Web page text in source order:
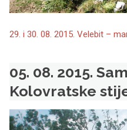
29. i 30. 08. 2015. Velebit –
05. 08. 2015.
Kolovratske